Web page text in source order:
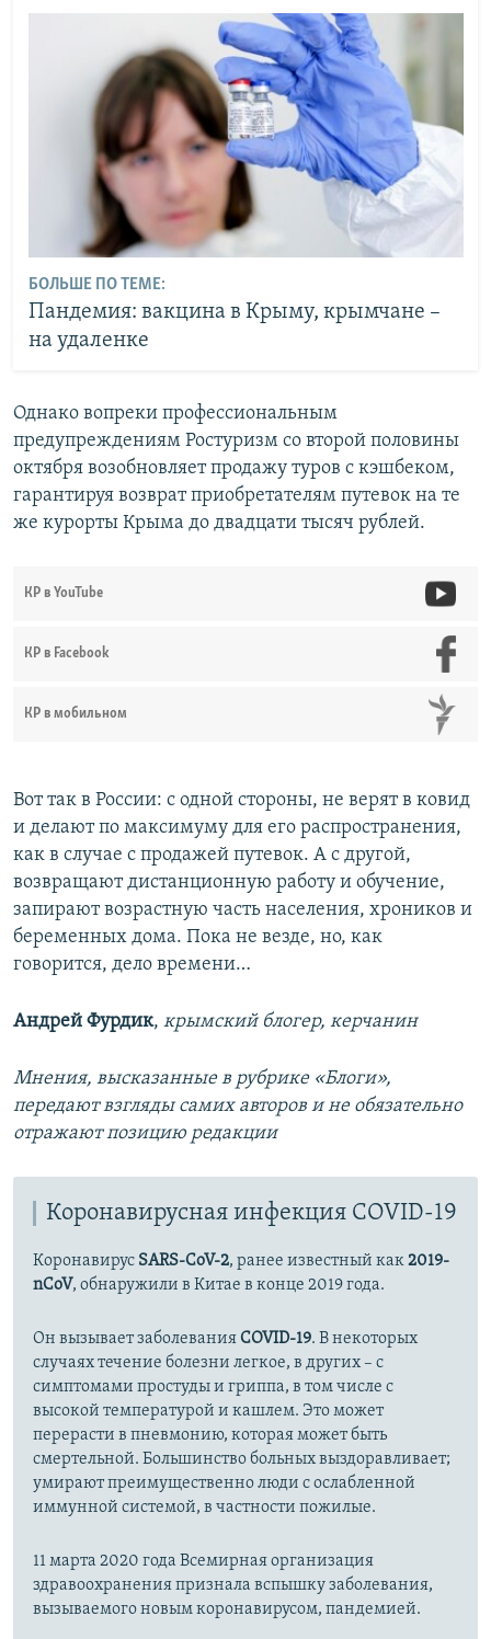
БОЛЬШЕ ПО ТЕМЕ:
Пандемия: вакцина в Крыму, крымчане –
на удаленке
Однако вопреки профессиональным
предупреждениям Ростуризм со второй половины
октября возобновляет продажу туров с кэшбеком,
гарантируя возврат приобретателям путевок на те
же курорты Крыма до двадцати тысяч рублей.
КР в YouTube
КР в Facebook
КР в мобильном
Вот так в России: с одной стороны, не верят в ковид
и делают по максимуму для его распространения,
как в случае с продажей путевок. А с другой,
возвращают дистанционную работу и обучение,
запирают возрастную часть населения, хроников и
беременных дома. Пока не везде, но, как
говорится, дело времени…
Андрей Фурдик, крымский блогер, керчанин
Мнения, высказанные в рубрике «Блоги»,
передают взгляды самих авторов и не обязательно
отражают позицию редакции
Коронавирусная инфекция COVID-19
Коронавирус SARS-CoV-2, ранее известный как2019-
nCoV, обнаружили в Китае в конце 2019 года.
Он вызывает заболеванияCOVID-19. В некоторых
случаях течение болезни легкое, в других – с
симптомами простуды и гриппа, в том числе с
высокой температурой и кашлем. Это может
перерасти в пневмонию, которая может быть
смертельной. Большинство больных выздоравливает;
умирают преимущественно люди с ослабленной
иммунной системой, в частности пожилые.
11 марта 2020 года Всемирная организация
здравоохранения признала вспышку заболевания,
вызываемого новым коронавирусом, пандемией.